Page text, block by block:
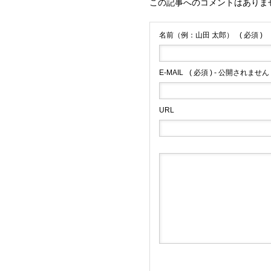
この記事へのコメントはありま
名前（例：山田 太郎） ( 必須 )
E-MAIL ( 必須 ) - 公開されません
URL